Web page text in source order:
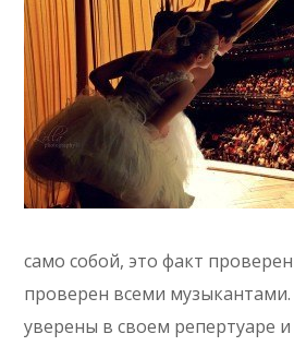
само собой, это факт
проверен всеми
уверены в своем репертуаре